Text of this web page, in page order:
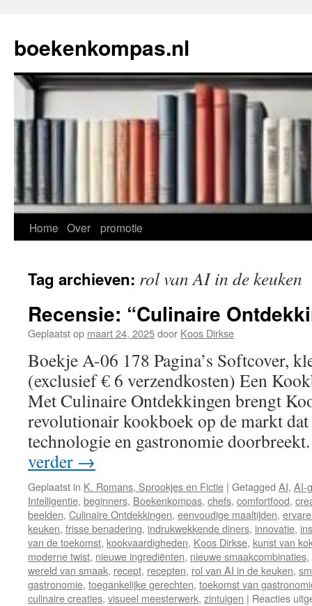
de
inhoud
boekenkompas.nl
Home Over promotie
Tag archieven: rol van AI in de keuken
Recensie: “Culinaire
Geplaatst op maart 24, 2025door Koos Dirkse
Boekje A-06 178 Pagina’s Softcover,
(exclusief € 6 verzendkosten) Een
Met Culinaire Ontdekkingen brengt
revolutionair kookboek op de markt dat
technologie en gastronomie
verder →
Geplaatst in K. Romans, Sprookjes en Fictie | Getagged AI, AI-
Intelligentie, beginners, Boekenkompas, chefs, comfortfood,
beelden, Culinaire Ontdekkingen, eenvoudige maaltijden,
keuken, frisse benadering, indrukwekkende diners, innovatie,
van de toekomst, kookvaardigheden, Koos Dirkse, kunst van
moderne twist, nieuwe ingrediënten, nieuwe smaakcombinaties,
wereld van smaak, recept, recepten, rol van AI in de keuken,
gastronomie, toegankelijke gerechten, toekomst van
culinaire creaties, visueel meesterwerk, zintuigen | Reacties